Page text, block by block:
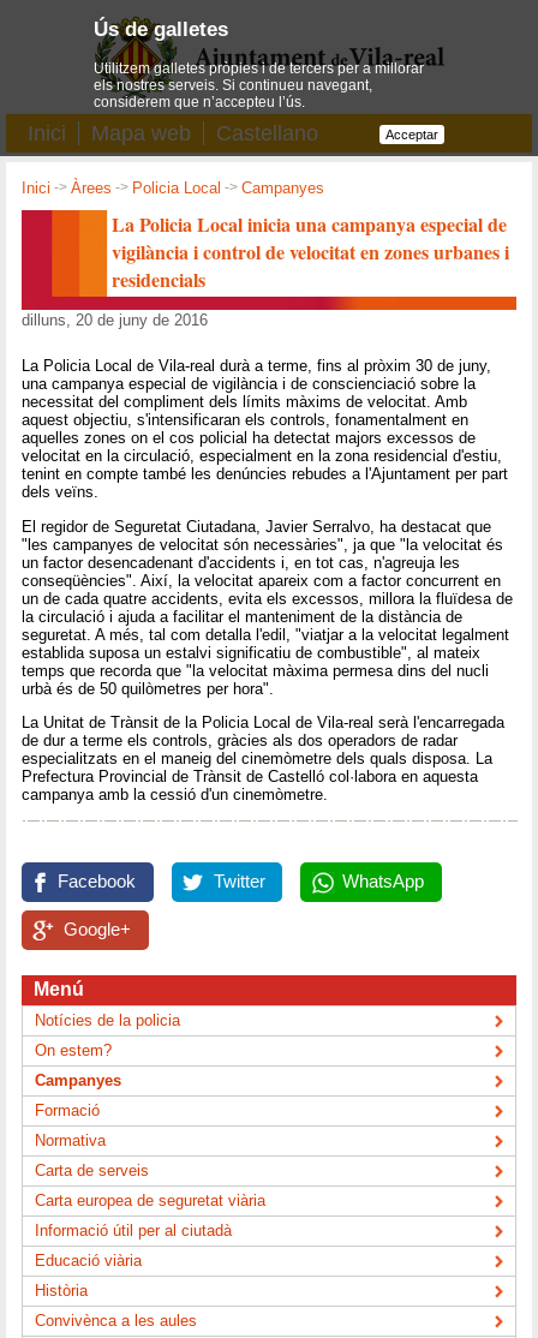
Inici Mapa web Castellano
Inici ->Àrees -> Policia Local ->Campanyes
La Policia Local inicia una campanya especial de
vigilància i control de velocitat en zones urbanes i
residencials
dilluns, 20 de juny de 2016
La Policia Local de Vila-real durà a terme, fins al pròxim 30 de juny,
una campanya especial de vigilància i de conscienciació sobre la
necessitat del compliment dels límits màxims de velocitat. Amb
aquest objectiu, s'intensificaran els controls, fonamentalment en
aquelles zones on el cos policial ha detectat majors excessos de
velocitat en la circulació, especialment en la zona residencial d'estiu,
tenint en compte també les denúncies rebudes a l'Ajuntament per part
dels veïns.
El regidor de Seguretat Ciutadana, Javier Serralvo, ha destacat que
"les campanyes de velocitat són necessàries", ja que "la velocitat és
un factor desencadenant d'accidents i, en tot cas, n'agreuja les
conseqüències". Així, la velocitat apareix com a factor concurrent en
un de cada quatre accidents, evita els excessos, millora la fluïdesa de
la circulació i ajuda a facilitar el manteniment de la distància de
seguretat. A més, tal com detalla l'edil, "viatjar a la velocitat legalment
establida suposa un estalvi significatiu de combustible", al mateix
temps que recorda que "la velocitat màxima permesa dins del nucli
urbà és de 50 quilòmetres per hora".
La Unitat de Trànsit de la Policia Local de Vila-real serà l'encarregada
de dur a terme els controls, gràcies als dos operadors de radar
especialitzats en el maneig del cinemòmetre dels quals disposa. La
Prefectura Provincial de Trànsit de Castelló col·labora en aquesta
campanya amb la cessió d'un cinemòmetre.
Facebook Twitter WhatsApp
Google+
Menú
Notícies de la policia
On estem?
Campanyes
Formació
Normativa
Carta de serveis
Carta europea de seguretat viària
Informació útil per al ciutadà
Educació viària
Història
Convivènca a les aules
Ús de galletes
Utilitzem galletes pròpies i de tercers per a millorar
els nostres serveis. Si continueu navegant,
considerem que n’accepteu l’ús.
Acceptar